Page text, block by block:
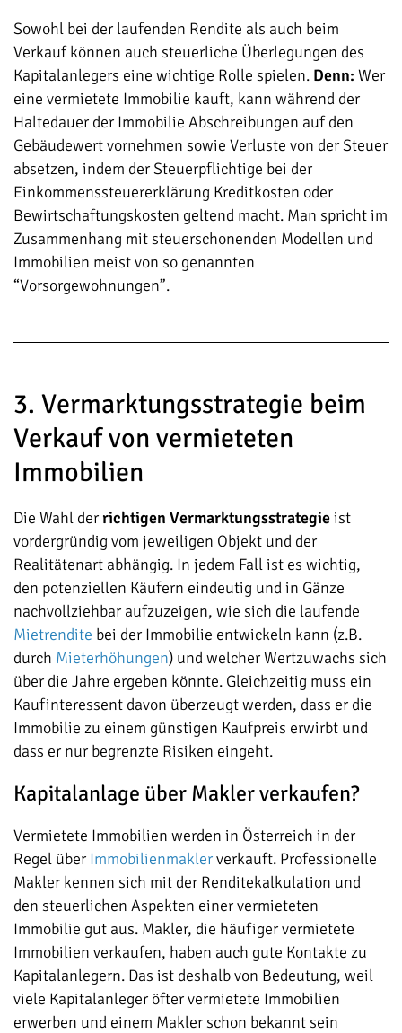
Sowohl bei der laufenden Rendite als auch beim
Verkauf können auch steuerliche Überlegungen des
Kapitalanlegers eine wichtige Rolle spielen. Denn: Wer
eine vermietete Immobilie kauft, kann während der
Haltedauer der Immobilie Abschreibungen auf den
Gebäudewert vornehmen sowie Verluste von der Steuer
absetzen, indem der Steuerpflichtige bei der
Einkommenssteuererklärung Kreditkosten oder
Bewirtschaftungskosten geltend macht. Man spricht im
Zusammenhang mit steuerschonenden Modellen und
Immobilien meist von so genannten
“Vorsorgewohnungen”.
3. Vermarktungsstrategie beim
Verkauf von vermieteten
Immobilien
Die Wahl der richtigen Vermarktungsstrategieist
vordergründig vom jeweiligen Objekt und der
Realitätenart abhängig. In jedem Fall ist es wichtig,
den potenziellen Käufern eindeutig und in Gänze
nachvollziehbar aufzuzeigen, wie sich die laufende
Mietrendite bei der Immobilie entwickeln kann (z.B.
durch Mieterhöhungen) und welcher Wertzuwachs sich
über die Jahre ergeben könnte. Gleichzeitig muss ein
Kaufinteressent davon überzeugt werden, dass er die
Immobilie zu einem günstigen Kaufpreis erwirbt und
dass er nur begrenzte Risiken eingeht.
Kapitalanlage über Makler verkaufen?
Vermietete Immobilien werden in Österreich in der
Regel über Immobilienmaklerverkauft. Professionelle
Makler kennen sich mit der Renditekalkulation und
den steuerlichen Aspekten einer vermieteten
Immobilie gut aus. Makler, die häufiger vermietete
Immobilien verkaufen, haben auch gute Kontakte zu
Kapitalanlegern. Das ist deshalb von Bedeutung, weil
viele Kapitalanleger öfter vermietete Immobilien
erwerben und einem Makler schon bekannt sein